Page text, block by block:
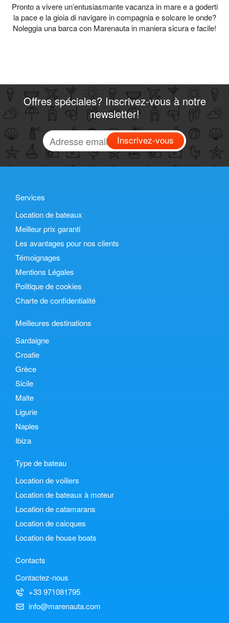
Pronto a vivere un’entusiasmante vacanza in mare e a goderti
la pace e la gioia di navigare in compagnia e solcare le onde?
Noleggia una barca con Marenauta in maniera sicura e facile!
Offres spéciales? Inscrivez-vous à notre
newsletter!
Inscrivez-vous
Services
Location de bateaux
Meilleur prix garanti
Les avantages pour nos clients
Témoignages
Mentions Légales
Politique de cookies
Charte de confidentialité
Meilleures destinations
Sardaigne
Croatie
Grèce
Sicile
Malte
Ligurie
Naples
Ibiza
Type de bateau
Location de voiliers
Location de bateaux à moteur
Location de catamarans
Location de caicques
Location de house boats
Contacts
Contactez-nous
+33 971081795
info@marenauta.com